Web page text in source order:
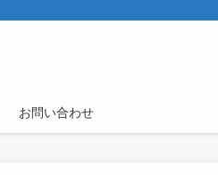
お問い合わせ